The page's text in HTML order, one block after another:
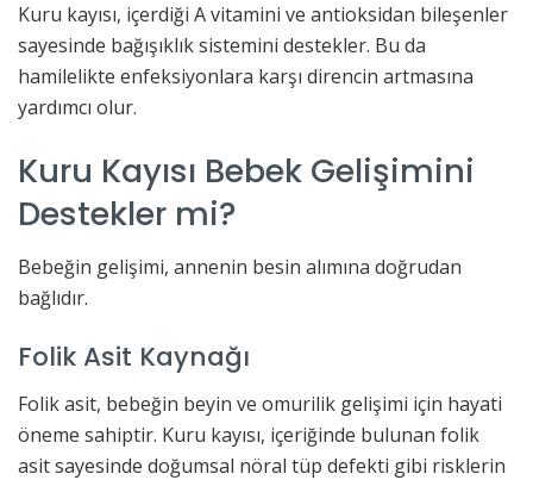
Kuru kayısı, içerdiği A vitamini ve antioksidan bileşenler
sayesinde bağışıklık sistemini destekler. Bu da
hamilelikte enfeksiyonlara karşı direncin artmasına
yardımcı olur.
Kuru Kayısı Bebek Gelişimini
Destekler mi?
Bebeğin gelişimi, annenin besin alımına doğrudan
bağlıdır.
Folik Asit Kaynağı
Folik asit, bebeğin beyin ve omurilik gelişimi için hayati
öneme sahiptir. Kuru kayısı, içeriğinde bulunan folik
asit sayesinde doğumsal nöral tüp defekti gibi risklerin